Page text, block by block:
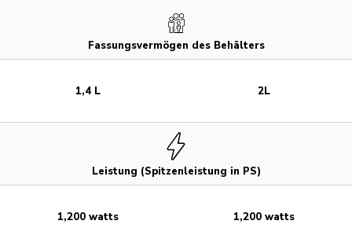
Fassungsvermögen des Behälters
Leistung (Spitzenleistung in PS)
1,4 L
1,200 watts
2L
1,200 watts